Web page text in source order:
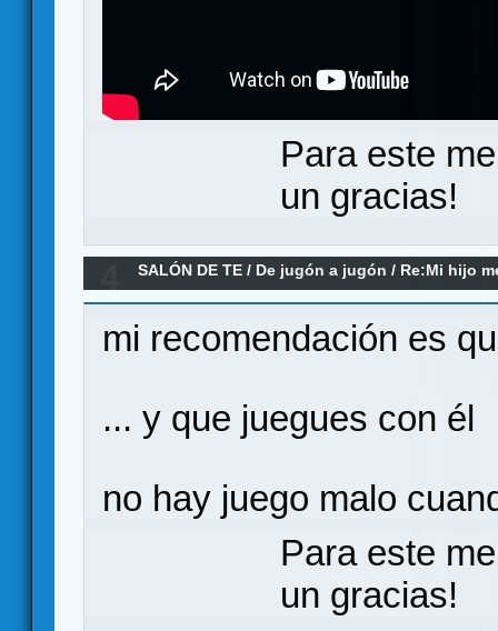
Para este
un gracias!
SALÓN DE TE / De jugón a jugón / Re:Mi hijo
mi recomendación es
... y que juegues con él
no hay juego malo
Para este
un gracias!